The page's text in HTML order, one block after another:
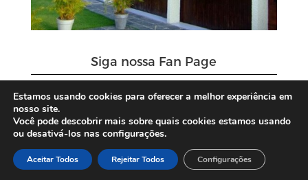
Siga nossa Fan Page
Estamos usando cookies para oferecer a melhor experiência em
nosso site.
Você pode descobrir mais sobre quais cookies estamos usando
ou desativá-los nas configurações.
Aceitar Todos Rejeitar Todos Configurações